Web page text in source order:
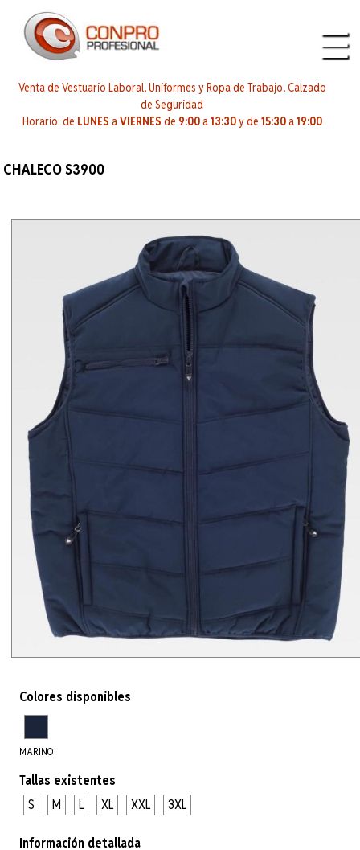
Venta de Vestuario Laboral, Uniformes y Ropa de Trabajo. Calzado
de Seguridad
Horario: de LUNES aVIERNES de 9:00a13:30y de 15:30a19:00
CHALECO S3900
Colores disponibles
MARINO
Tallas existentes
S
M L XL XXL 3XL
Información detallada